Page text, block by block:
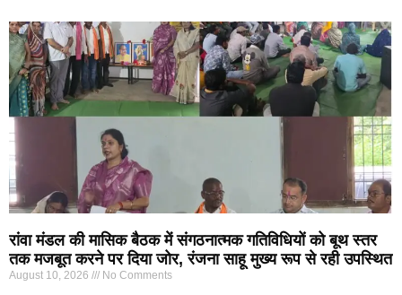
रांवा मंडल की मासिक बैठक में संगठनात्मक गतिविधियों को बूथ स्तर
तक मजबूत करने पर दिया जोर, रंजना साहू मुख्य रूप से रही उपस्थित
August 10, 2026 No Comments